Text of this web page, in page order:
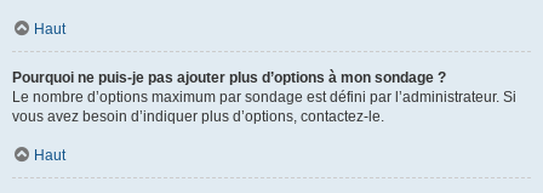
Haut
Pourquoi ne puis-je pas ajouter plus d’options à mon sondage ?
Le nombre d’options maximum par sondage est défini par l’administrateur. Si
vous avez besoin d’indiquer plus d’options, contactez-le.
Haut